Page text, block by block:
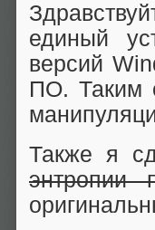
единый
версий
ПО. Таким
Также я
энтропии